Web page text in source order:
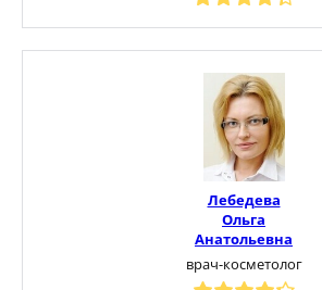
Лебедева
Ольга
Анатольевна
врач-косметолог